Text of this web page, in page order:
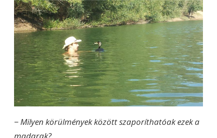
− Milyen körülmények között szaporíthatóak ezek a